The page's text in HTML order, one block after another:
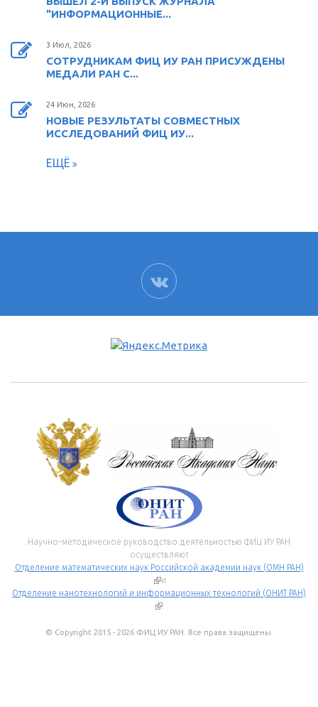
"ИНФОРМАЦИОННЫЕ...
3 Июл, 2026
СОТРУДНИКАМ ФИЦ ИУ РАН ПРИСУЖДЕНЫ
МЕДАЛИ РАН С...
24 Июн, 2026
НОВЫЕ РЕЗУЛЬТАТЫ СОВМЕСТНЫХ
ИССЛЕДОВАНИЙ ФИЦ ИУ...
ЕЩЁ
ВК
Научно-методическое руководство деятельностью ФИЦ ИУ РАН
осуществляют
Отделение математических наук Российской академии наук (ОМН РАН)
(внешняя ссылка)
и
Отделение нанотехнологий и информационных технологий (ОНИТ РАН)
(внешняя ссылка)
.
© Copyright 2015 - 2026 ФИЦ ИУ РАН. Все права защищены.